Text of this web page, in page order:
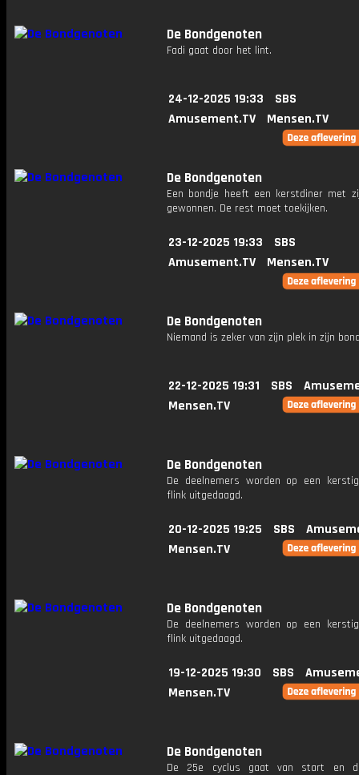
De Bondgenoten
Fadi gaat door het lint.
24-12-2025 19:33
SBS
Amusement.TV
Mensen.TV
De Bondgenoten
Een bondje heeft een kerstdiner met
gewonnen. De rest moet toekijken.
23-12-2025 19:33
SBS
Amusement.TV
Mensen.TV
De Bondgenoten
Niemand is zeker van zijn plek in zijn
22-12-2025 19:31 SBS
Mensen.TV
De Bondgenoten
De deelnemers worden op een
flink uitgedaagd.
20-12-2025 19:25 SBS
Mensen.TV
De Bondgenoten
De deelnemers worden op een
flink uitgedaagd.
19-12-2025 19:30 SBS
Mensen.TV
De Bondgenoten
De 25e cyclus gaat van start en